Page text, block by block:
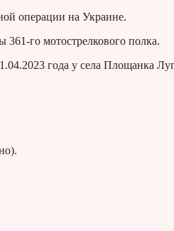
операции на Украине.
го мотострелкового полка.
года у села Площанка